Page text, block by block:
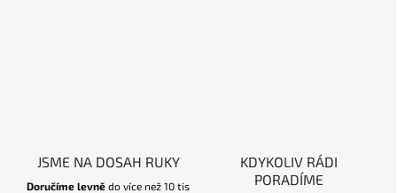
JSME NA DOSAH RUKY
Doručíme levně do více než 10 tis
KDYKOLIV RÁDI
PORADÍME